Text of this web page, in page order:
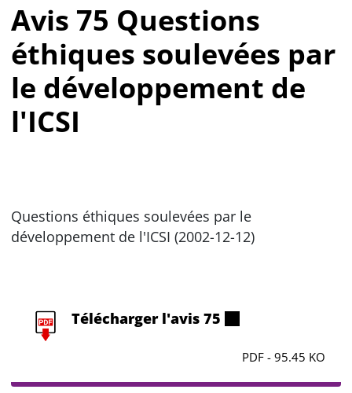
Avis 75 Questions
éthiques soulevées par
le développement de
l'ICSI
Questions éthiques soulevées par le
développement de l'ICSI (2002-12-12)
Télécharger l'avis 75
PDF - 95.45 KO